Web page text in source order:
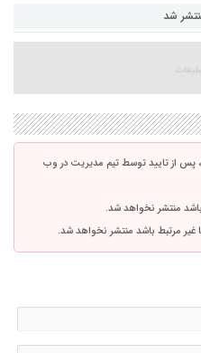
شد
پس از تایید توسط تیم مدیریت در وب
منتشر نخواهد شد.
غیر مرتبط باشد منتشر نخواهد شد.